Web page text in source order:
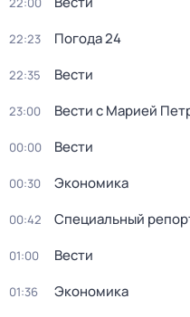
22:23 Погода 24
22:35 Вести
23:00 Вести с Марией
00:00 Вести
00:30 Экономика
00:42 Специальный
01:00 Вести
01:36 Экономика